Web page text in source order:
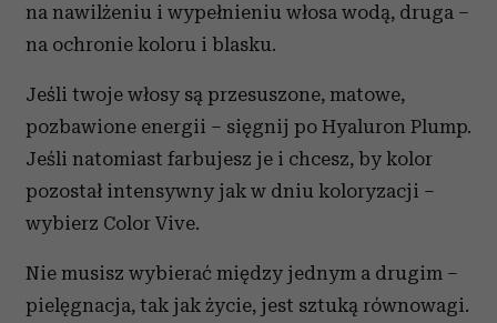
na nawilżeniu i wypełnieniu włosa wodą, druga –
na ochronie koloru i blasku.
Jeśli twoje włosy są przesuszone, matowe,
pozbawione energii – sięgnij po Hyaluron Plump.
Jeśli natomiast farbujesz je i chcesz, by kolor
pozostał intensywny jak w dniu koloryzacji –
wybierz Color Vive.
Nie musisz wybierać między jednym a drugim –
pielęgnacja, tak jak życie, jest sztuką równowagi.